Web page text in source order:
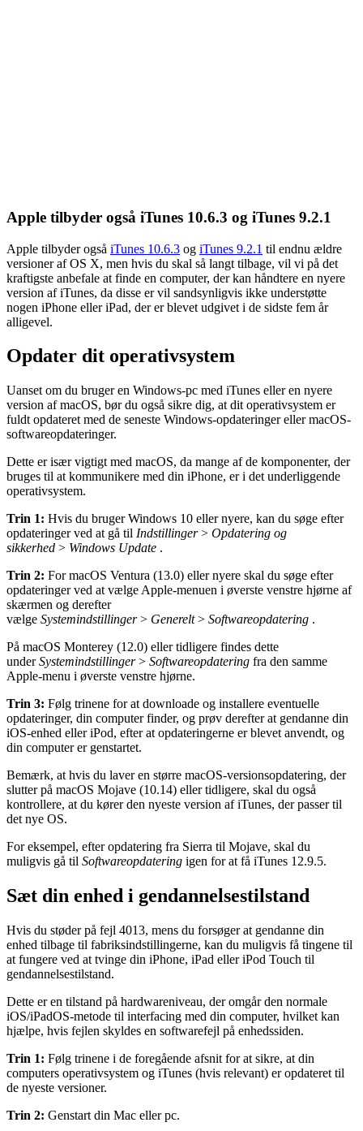
Apple tilbyder også iTunes 10.6.3 og iTunes 9.2.1
Apple tilbyder også iTunes 10.6.3 og iTunes 9.2.1 til endnu ældre
versioner af OS X, men hvis du skal så langt tilbage, vil vi på det
kraftigste anbefale at finde en computer, der kan håndtere en nyere
version af iTunes, da disse er vil sandsynligvis ikke understøtte
nogen iPhone eller iPad, der er blevet udgivet i de sidste fem år
alligevel.
Opdater dit operativsystem
Uanset om du bruger en Windows-pc med iTunes eller en nyere
version af macOS, bør du også sikre dig, at dit operativsystem er
fuldt opdateret med de seneste Windows-opdateringer eller macOS-
softwareopdateringer.
Dette er især vigtigt med macOS, da mange af de komponenter, der
bruges til at kommunikere med din iPhone, er i det underliggende
operativsystem.
Trin 1: Hvis du bruger Windows 10 eller nyere, kan du søge efter
opdateringer ved at gå til Indstillinger> Opdatering og
sikkerhed > Windows Update .
Trin 2: For macOS Ventura (13.0) eller nyere skal du søge efter
opdateringer ved at vælge Apple-menuen i øverste venstre hjørne af
skærmen og derefter
vælge Systemindstillinger> Generelt> Softwareopdatering .
På macOS Monterey (12.0) eller tidligere findes dette
underSystemindstillinger> Softwareopdatering fra den samme
Apple-menu i øverste venstre hjørne.
Trin 3: Følg trinene for at downloade og installere eventuelle
opdateringer, din computer finder, og prøv derefter at gendanne din
iOS-enhed eller iPod, efter at opdateringerne er blevet anvendt, og
din computer er genstartet.
Bemærk, at hvis du laver en større macOS-versionsopdatering, der
slutter på macOS Mojave (10.14) eller tidligere, skal du også
kontrollere, at du kører den nyeste version af iTunes, der passer til
det nye OS.
For eksempel, efter opdatering fra Sierra til Mojave, skal du
muligvis gå til Softwareopdatering igen for at få iTunes 12.9.5.
Sæt din enhed i gendannelsestilstand
Hvis du støder på fejl 4013, mens du forsøger at gendanne din
enhed tilbage til fabriksindstillingerne, kan du muligvis få tingene til
at fungere ved at tvinge din iPhone, iPad eller iPod Touch til
gendannelsestilstand.
Dette er en tilstand på hardwareniveau, der omgår den normale
iOS/iPadOS-metode til interfacing med din computer, hvilket kan
hjælpe, hvis fejlen skyldes en softwarefejl på enhedssiden.
Trin 1: Følg trinene i de foregående afsnit for at sikre, at din
computers operativsystem og iTunes (hvis relevant) er opdateret til
de nyeste versioner.
Trin 2: Genstart din Mac eller pc.